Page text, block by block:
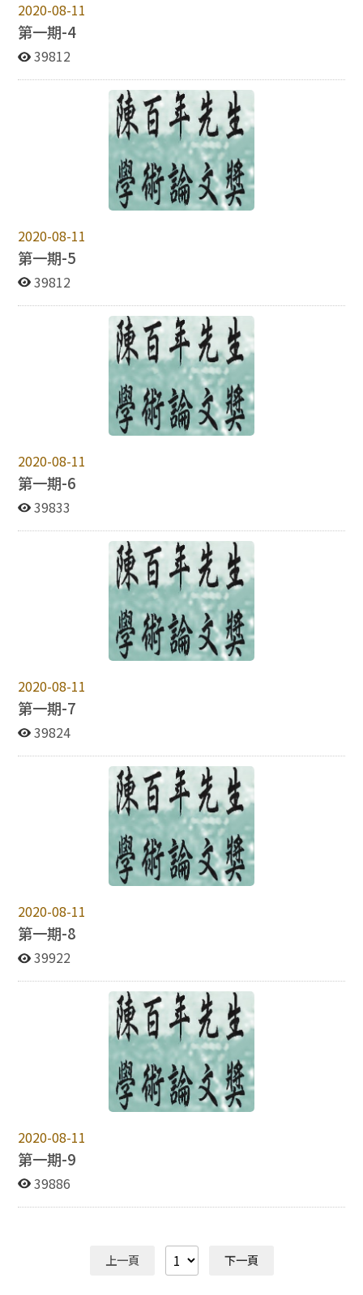
2020-08-11
第一期-4
39812
2020-08-11
第一期-5
39812
2020-08-11
第一期-6
39833
2020-08-11
第一期-7
39824
2020-08-11
第一期-8
39922
2020-08-11
第一期-9
39886
上一頁 下一頁